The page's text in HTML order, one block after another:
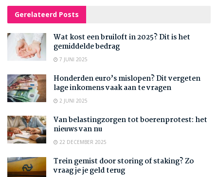
Gerelateerd Posts
Wat kost een bruiloft in 2025? Dit is het
gemiddelde bedrag
7 JUNI 2025
Honderden euro’s mislopen? Dit vergeten
lage inkomens vaak aan te vragen
2 JUNI 2025
Van belastingzorgen tot boerenprotest: het
nieuws van nu
22 DECEMBER 2025
Trein gemist door storing of staking? Zo
vraag je je geld terug